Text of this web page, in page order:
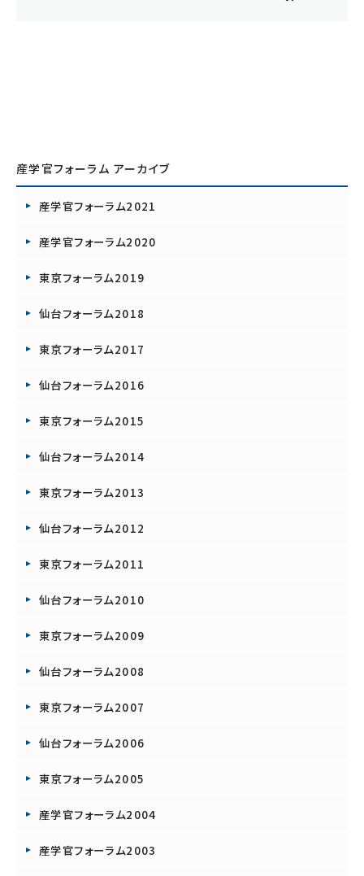
産学官フォーラム アーカイブ
産学官フォーラム2021
産学官フォーラム2020
東京フォーラム2019
仙台フォーラム2018
東京フォーラム2017
仙台フォーラム2016
東京フォーラム2015
仙台フォーラム2014
東京フォーラム2013
仙台フォーラム2012
東京フォーラム2011
仙台フォーラム2010
東京フォーラム2009
仙台フォーラム2008
東京フォーラム2007
仙台フォーラム2006
東京フォーラム2005
産学官フォーラム2004
産学官フォーラム2003